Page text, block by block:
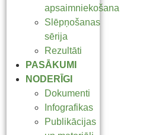
apsaimniekošana
Slēpņošanas
sērija
Rezultāti
PASĀKUMI
NODERĪGI
Dokumenti
Infografikas
Publikācijas